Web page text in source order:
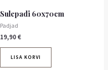
Sulepadi 60x70cm
Padjad
19,90€
LISA KORVI